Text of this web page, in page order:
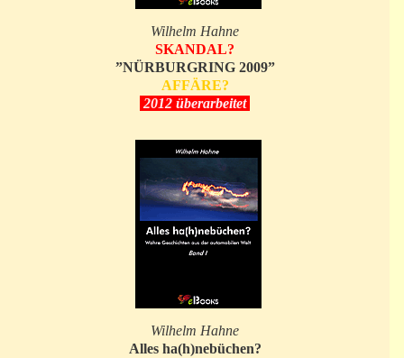
Wilhelm Hahne
SKANDAL?
”NÜRBURGRING 2009”
AFFÄRE?
2012 überarbeitet
Wilhelm Hahne
Alles ha(h)nebüchen?